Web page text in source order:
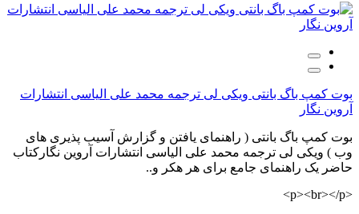
بوت کمپ باگ بانتی ویکی لی ترجمه محمد علی الیاسی انتشارات
آروین نگار
بوت کمپ باگ بانتی ( راهنمای یافتن و گزارش آسیب پذیری های
وب ) ویکی لی ترجمه محمد علی الیاسی انتشارات آروین نگارکتاب
حاضر یک راهنمای جامع برای هر هکر و..
<p><br></p>